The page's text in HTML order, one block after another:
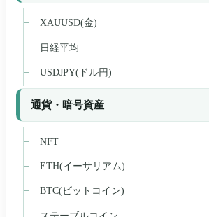
XAUUSD(金)
日経平均
USDJPY(ドル円)
通貨・暗号資産
NFT
ETH(イーサリアム)
BTC(ビットコイン)